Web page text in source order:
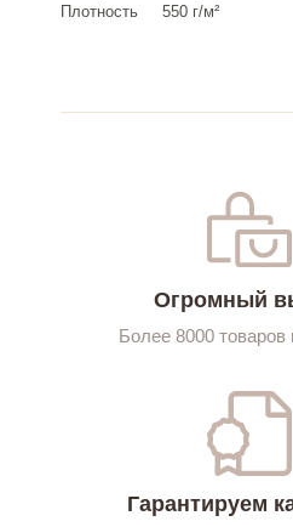
Плотность
550 г/м²
Огромный
Более 8000 товаров
Гарантируем